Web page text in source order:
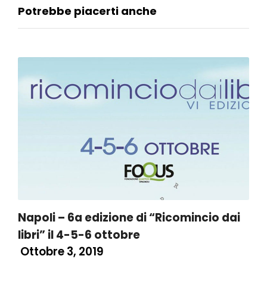
Potrebbe piacerti anche
Napoli – 6a edizione di “Ricomincio dai
libri” il 4-5-6 ottobre
Ottobre 3, 2019